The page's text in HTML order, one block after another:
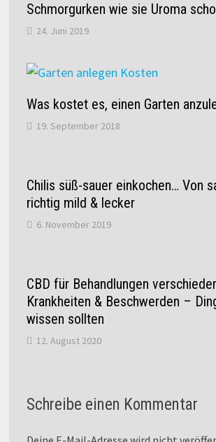
Schmorgurken wie sie Uroma
24. Juni 2019
Was kostet es, einen Garten
19. September 2018
Chilis süß-sauer einkochen… Von
richtig mild & lecker
6. November 2019
CBD für Behandlungen
Krankheiten & Beschwerden –
wissen sollten
12. August 2020
Schreibe einen Kommentar